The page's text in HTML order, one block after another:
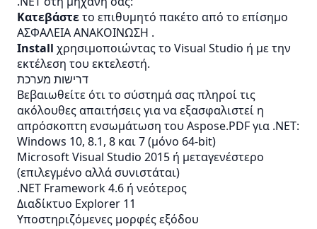
Κατεβάστετο επιθυμητό πακέτο από το επίσημο
ΑΣΦΑΛΕΙΑ ΑΝΑΚΟΙΝΩΣΗ .
Install χρησιμοποιώντας το Visual Studio ή με την
εκτέλεση του εκτελεστή.
דרישות מערכת
Βεβαιωθείτε ότι το σύστημά σας πληροί τις
ακόλουθες απαιτήσεις για να εξασφαλιστεί η
απρόσκοπτη ενσωμάτωση του Aspose.PDF για .NET:
Windows 10, 8.1, 8 και 7 (μόνο 64-bit)
Microsoft Visual Studio 2015 ή μεταγενέστερο
(επιλεγμένο αλλά συνιστάται)
.NET Framework 4.6 ή νεότερος
Διαδίκτυο Explorer 11
Υποστηριζόμενες μορφές εξόδου